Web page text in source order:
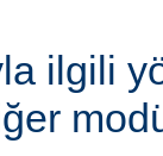
ilgili